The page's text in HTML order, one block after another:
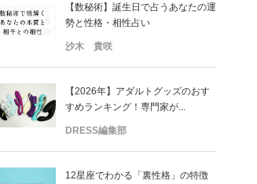
【数秘術】誕生日で占うあなたの運
勢と性格・相性占い
沙木 貴咲
【2026年】アダルトグッズのおす
すめランキング！専門家が...
DRESS編集部
12星座でわかる「裏性格」の特徴